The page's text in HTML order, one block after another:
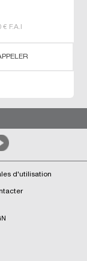
€ F.A.I
d'utilisation